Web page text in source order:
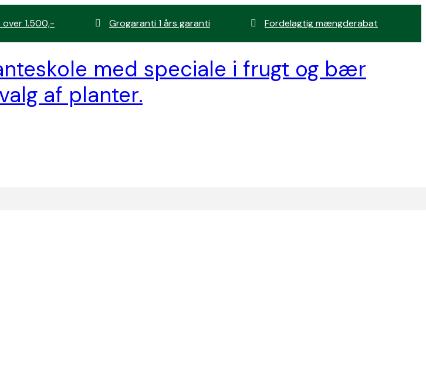
1.500,- Grogaranti 1 års garanti Fordelagtig mængderabat
med speciale i frugt og bær
af planter.